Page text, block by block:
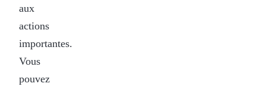
aux
actions
importantes.
Vous
pouvez